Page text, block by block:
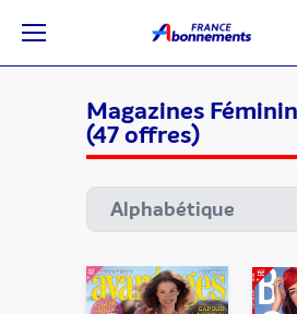
Magazines
(47 offres)